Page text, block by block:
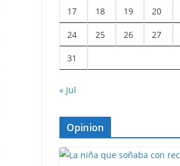
17 18 19 20
24 25 26 27
31
« Jul
Opinion